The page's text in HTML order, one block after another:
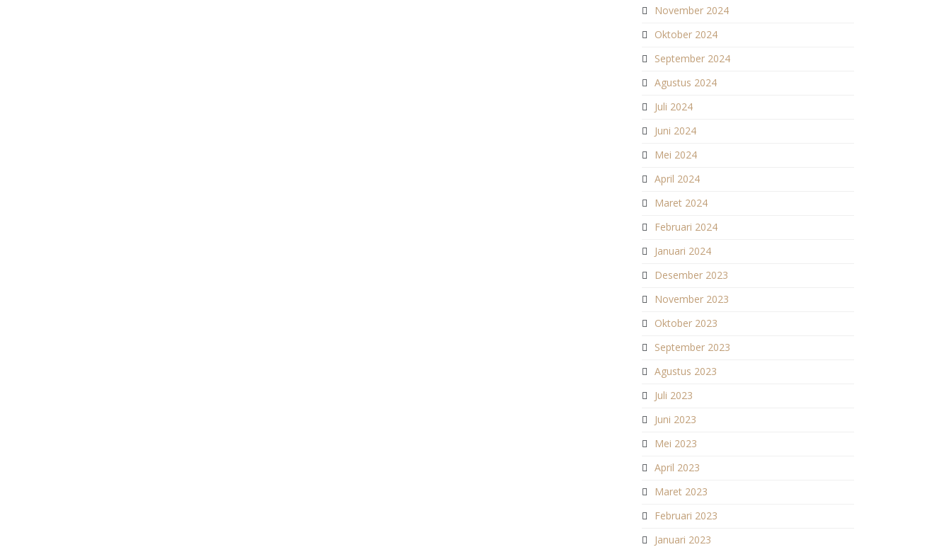
November 2024
Oktober 2024
September 2024
Agustus 2024
Juli 2024
Juni 2024
Mei 2024
April 2024
Maret 2024
Februari 2024
Januari 2024
Desember 2023
November 2023
Oktober 2023
September 2023
Agustus 2023
Juli 2023
Juni 2023
Mei 2023
April 2023
Maret 2023
Februari 2023
Januari 2023